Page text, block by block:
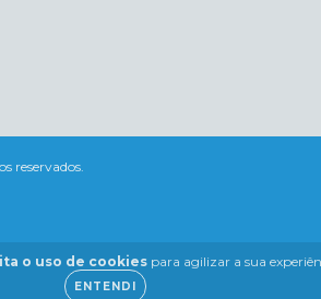
o uso de cookiespara agilizar a sua
ENTENDI
reservados.